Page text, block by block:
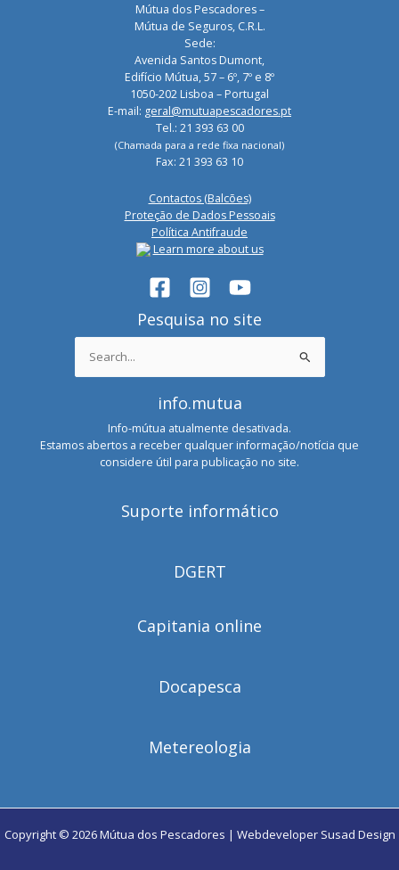
Mútua dos Pescadores –
Mútua de Seguros, C.R.L.
Sede:
Avenida Santos Dumont,
Edifício Mútua, 57 – 6º, 7º e 8º
1050-202 Lisboa – Portugal
E-mail: geral@mutuapescadores.pt
Tel.: 21 393 63 00
(Chamada para a rede fixa nacional)
Fax: 21 393 63 10
Contactos (Balcões)
Proteção de Dados Pessoais
Política Antifraude
Learn more about us
Pesquisa no site
Search
for:
info.mutua
Info-mútua atualmente desativada.
Estamos abertos a receber qualquer informação/notícia que
considere útil para publicação no site.
Suporte informático
DGERT
Capitania online
Docapesca
Metereologia
Copyright © 2026 Mútua dos Pescadores | Webdeveloper Susad Design